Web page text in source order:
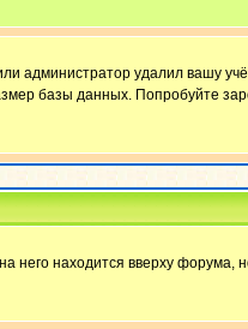
администратор удалил вашу
базы данных. Попробуйте
него находится вверху форума,